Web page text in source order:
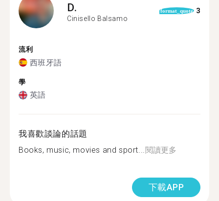
D.
Cinisello Balsamo
format_quote 3
流利
西班牙語
學
英語
我喜歡談論的話題
Books, music, movies and sport...閱讀更多
下載APP